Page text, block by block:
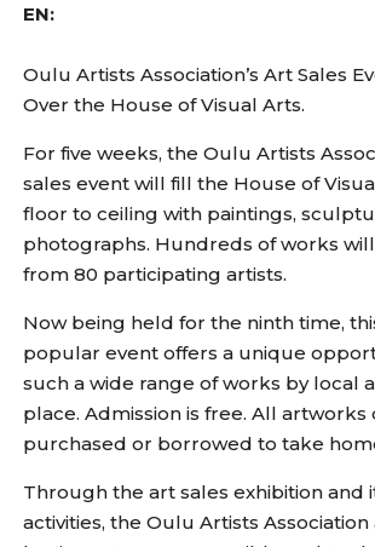
EN:
Oulu Artists Association’s Art Sales
Over the House of Visual Arts.
For five weeks, the Oulu Artists
sales event will fill the House of
floor to ceiling with paintings,
photographs. Hundreds of works
from 80 participating artists.
Now being held for the ninth time,
popular event offers a unique
such a wide range of works by local
place. Admission is free. All artworks
purchased or borrowed to take
Through the art sales exhibition and
activities, the Oulu Artists